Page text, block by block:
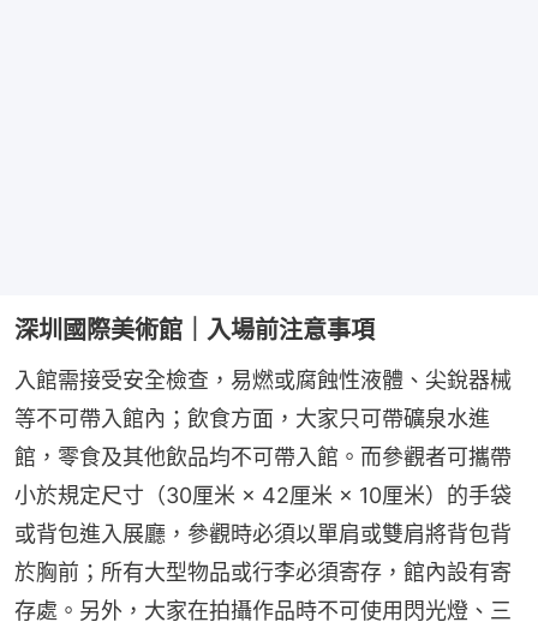
深圳國際美術館｜入場前注意事項
入館需接受安全檢查，易燃或腐蝕性液體、尖銳器械
等不可帶入館內；飲食方面，大家只可帶礦泉水進
館，零食及其他飲品均不可帶入館。而參觀者可攜帶
小於規定尺寸（30厘米 × 42厘米 × 10厘米）的手袋
或背包進入展廳，參觀時必須以單肩或雙肩將背包背
於胸前；所有大型物品或行李必須寄存，館內設有寄
存處。另外，大家在拍攝作品時不可使用閃光燈、三